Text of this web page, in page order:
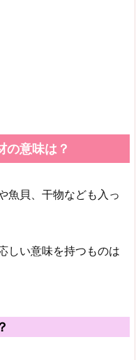
の意味は？
魚貝、干物なども入っ
しい意味を持つものは